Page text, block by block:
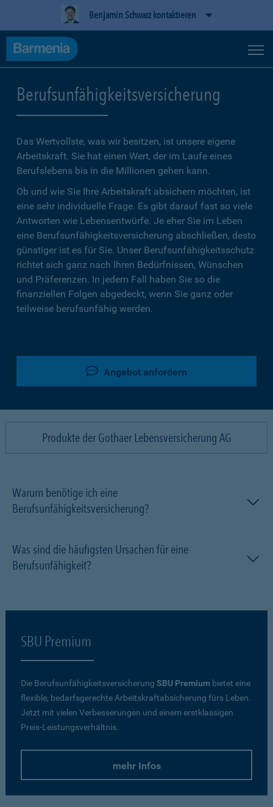
Benjamin Schwarz kontaktieren
Berufsunfähigkeitsversicherung
Das Wertvollste, was wir besitzen, ist unsere eigene
Arbeitskraft. Sie hat einen Wert, der im Laufe eines
Berufslebens bis in die Millionen gehen kann.
Ob und wie Sie Ihre Arbeitskraft absichern möchten, ist
eine sehr individuelle Frage. Es gibt darauf fast so viele
Antworten wie Lebensentwürfe. Je eher Sie im Leben
eine Berufsunfähigkeitsversicherung abschließen, desto
günstiger ist es für Sie. Unser Berufsunfähigkeitsschutz
richtet sich ganz nach Ihren Bedürfnissen, Wünschen
und Präferenzen. In jedem Fall haben Sie so die
finanziellen Folgen abgedeckt, wenn Sie ganz oder
teilweise berufsunfähig werden.
Angebot anfordern
Produkte der Gothaer Lebensversicherung AG
Warum benötige ich eine
Berufsunfähigkeitsversicherung?
Was sind die häufigsten Ursachen für eine
Berufsunfähigkeit?
SBU Premium
Die Berufsunfähigkeitsversicherung SBU Premium bietet eine
flexible, bedarfsgerechte Arbeitskraftabsicherung fürs Leben.
Jetzt mit vielen Verbesserungen und einem erstklassigen
Preis-Leistungsverhältnis.
mehr Infos